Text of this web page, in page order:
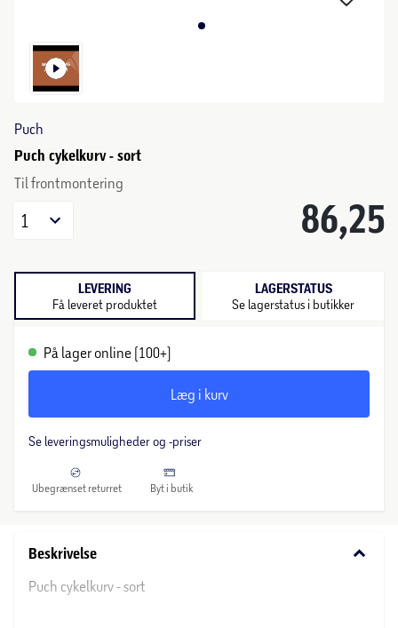
Puch
Puch cykelkurv - sort
Til frontmontering
86,25
1
LEVERING
Få leveret produktet
LAGERSTATUS
Se lagerstatus i butikker
På lager online (100+)
Læg i kurv
Se leveringsmuligheder og -priser
Ubegrænset returret Byt i butik
Beskrivelse keyboard_arrow_down
Puch cykelkurv - sort